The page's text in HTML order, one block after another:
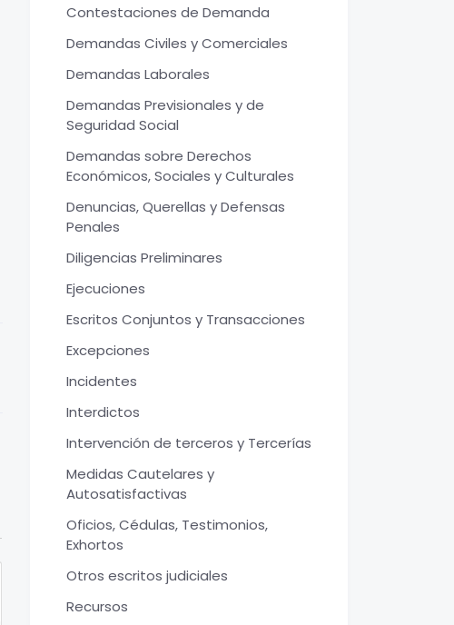
Contestaciones de Demanda
Demandas Civiles y Comerciales
Demandas Laborales
Demandas Previsionales y de
Seguridad Social
Demandas sobre Derechos
Económicos, Sociales y Culturales
Denuncias, Querellas y Defensas
Penales
Diligencias Preliminares
Ejecuciones
Escritos Conjuntos y Transacciones
Excepciones
Incidentes
Interdictos
Intervención de terceros y Tercerías
Medidas Cautelares y
Autosatisfactivas
Oficios, Cédulas, Testimonios,
Exhortos
Otros escritos judiciales
Recursos